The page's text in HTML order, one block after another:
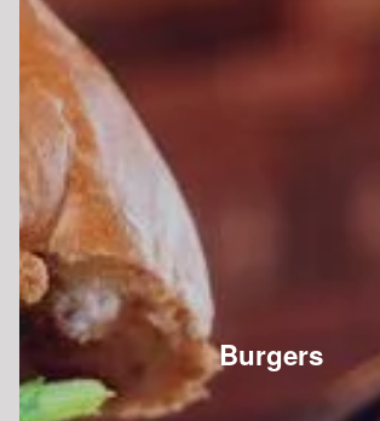
Burgers